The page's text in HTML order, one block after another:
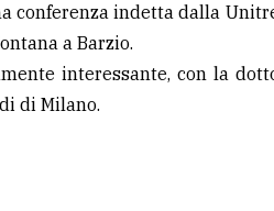
conferenza indetta dalla
a Barzio.
interessante, con la
di Milano.